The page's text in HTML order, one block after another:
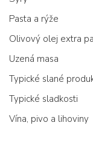
Pasta a rýže
Olivový olej extra
Uzená masa
Typické slané
Typické sladkosti
Vína, pivo a lihoviny